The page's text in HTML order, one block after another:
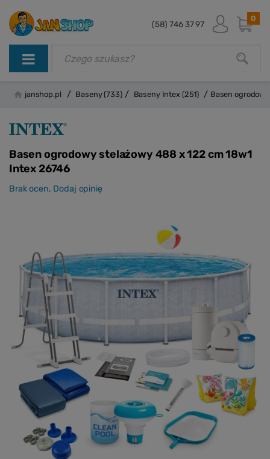
(58) 746 37 97
0
janshop.pl / Baseny(733) / Baseny Intex (251) / Basen
Basen ogrodowy stelażowy 488 x 122 cm 18w1
Intex 26746
Brak ocen, Dodaj opinię